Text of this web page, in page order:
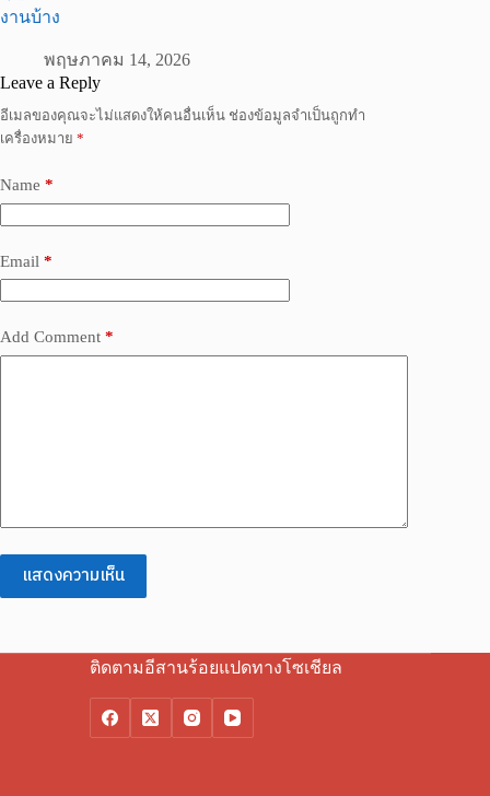
งานบ้าง
พฤษภาคม 14, 2026
Leave a Reply
อีเมลของคุณจะไม่แสดงให้คนอื่นเห็น ช่องข้อมูลจำเป็นถูกทำ
เครื่องหมาย *
Name *
Email *
Add Comment *
แสดงความเห็น
ติดตามอีสานร้อยแปดทางโซเชียล